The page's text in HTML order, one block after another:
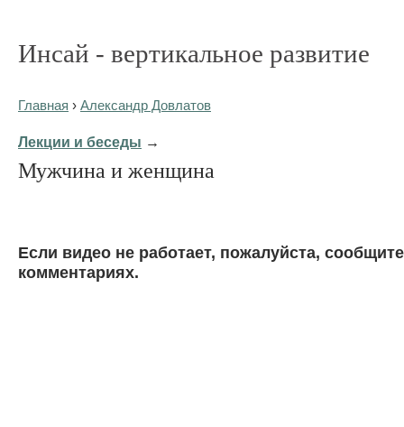
Инсай - вертикальное развитие
Главная › Александр Довлатов
Лекции и беседы →
Мужчина и женщина
Eсли видео не работает, пожалуйста,
комментариях.